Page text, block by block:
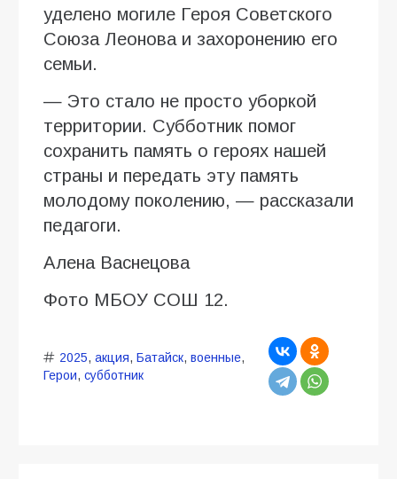
уделено могиле Героя Советского
Союза Леонова и захоронению его
семьи.
— Это стало не просто уборкой
территории. Субботник помог
сохранить память о героях нашей
страны и передать эту память
молодому поколению, — рассказали
педагоги.
Алена Васнецова
Фото МБОУ СОШ 12.
2025, акция, Батайск, военные,
Герои, субботник